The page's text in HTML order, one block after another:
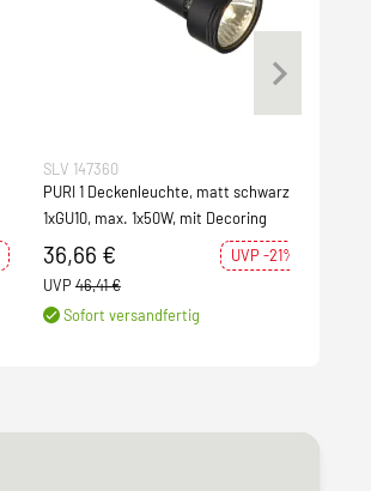
SLV 147360
PURI 1 Deckenleuchte, matt schwarz,
1xGU10, max. 1x50W, mit Decoring
36,66 €
UVP -21%
UVP 46,41 €
Sofort versandfertig